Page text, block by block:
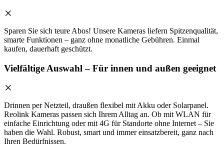
Sparen Sie sich teure Abos! Unsere Kameras liefern Spitzenqualität,
smarte Funktionen – ganz ohne monatliche Gebühren. Einmal
kaufen, dauerhaft geschützt.
Vielfältige Auswahl – Für innen und außen geeignet
Drinnen per Netzteil, draußen flexibel mit Akku oder Solarpanel.
Reolink Kameras passen sich Ihrem Alltag an. Ob mit WLAN für
einfache Einrichtung oder mit 4G für Standorte ohne Internet – Sie
haben die Wahl. Robust, smart und immer einsatzbereit, ganz nach
Ihren Bedürfnissen.